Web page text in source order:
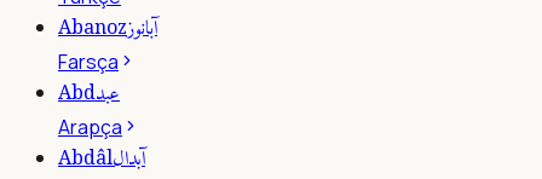
Abanozآبانوز
Farsça
Abdعبد
Arapça
Abdâlآبدال